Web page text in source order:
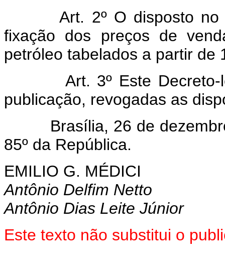
Art. 2º O disposto no
fixação dos preços de
petróleo tabelados a partir de
Art. 3º Este Decreto-lei
publicação, revogadas as
Brasília, 26 de dezembro
85º da República.
EMILIO G. MÉDICI
Antônio Delfim Netto
Antônio Dias Leite Júnior
Este texto não substitui o